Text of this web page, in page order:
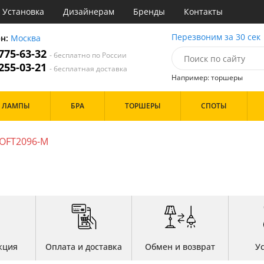
Установка Дизайнерам Бренды Контакты
Москва
63-32- бесплатно по России
03-21- бесплатная доставка
Перезвоним за 30 сек
Например: торшеры
Особенности
ЛАМПЫ БРА ТОРШЕРЫ СПОТЫ
M
Оплата и доставка Обмен и возврат